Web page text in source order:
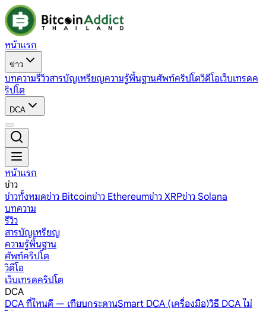
หน้าแรก
ข่าว
บทความรีวิวสารบัญเหรียญความรู้พื้นฐานศัพท์คริปโตวิดีโอเว็บเทรดค
ริปโต
DCA
หน้าแรก
ข่าว
ข่าวทั้งหมดข่าว Bitcoinข่าว Ethereumข่าว XRPข่าว Solana
บทความ
รีวิว
สารบัญเหรียญ
ความรู้พื้นฐาน
ศัพท์คริปโต
วิดีโอ
เว็บเทรดคริปโต
DCA
DCA ที่ไหนดี — เทียบกระดานSmart DCA (เครื่องมือ)วิธี DCA ไม่